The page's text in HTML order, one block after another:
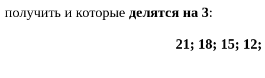
получить и которые делятся на 3:
21; 18; 15;